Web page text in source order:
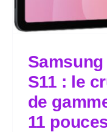
S11 : le
de
11